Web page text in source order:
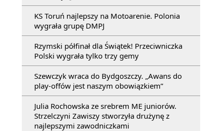
KS Toruń najlepszy na Motoarenie. Polonia
wygrała grupę DMPJ
Rzymski półfinał dla Świątek! Przeciwniczka
Polski wygrała tylko trzy gemy
Szewczyk wraca do Bydgoszczy. „Awans do
play-offów jest naszym obowiązkiem”
Julia Rochowska ze srebrem ME juniorów.
Strzelczyni Zawiszy stworzyła drużynę z
najlepszymi zawodniczkami